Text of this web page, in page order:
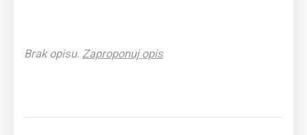
Brak opisu. Zaproponuj opis